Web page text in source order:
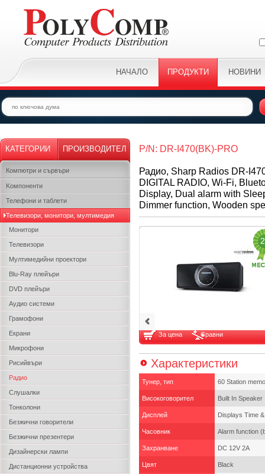
НАЧАЛО ПРОДУКТИ НОВИНИ
КАТЕГОРИИ ПРОИЗВОДИТЕЛ
Компютри и сървъри
Kомпоненти
Телефони и таблети
Телевизори, монитори, мултимедия
Монитори
Телевизори
Мултимедийни проектори
Blu-Ray плейъри
DVD плейъри
Аудио системи
Грамофони
Екрани
Микрофони
Рисийвъри
Радио
Слушалки
Тонколони
Безжични говорители
Безжични презентери
Дизайнерски лампи
Дистанционни устройства
P/N: DR-I470(BK)-PRO
Радио, Sharp Radios DR-
DIGITAL RADIO, Wi-Fi,
Display, Dual alarm with
Dimmer function, Wooden
За цена Сравни
Характеристики
Тунер, тип 60 Station
Високоговорител Built In Speaker
Дисплей Displays Time
Часовник Alarm function
Захранване DC 12V 2A
Цвят Black